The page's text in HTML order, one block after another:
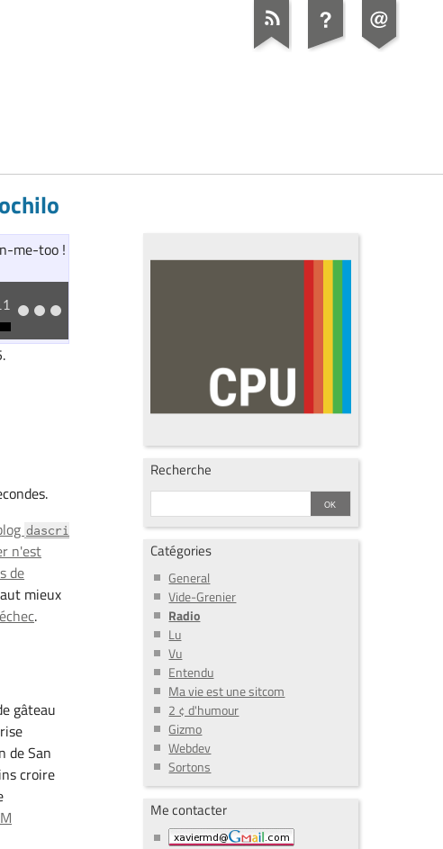
me-too !
dascri
n'est
de
mieux
.
gâteau
de San
croire
Recherche
Catégories
General
Vide-Grenier
Radio
Lu
Vu
Entendu
Ma vie est une sitcom
2 ¢ d'humour
Gizmo
Webdev
Sortons
Me contacter